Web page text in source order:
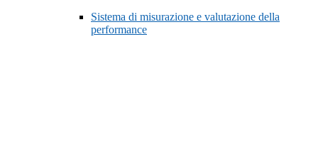
Sistema di misurazione e valutazione della
performance